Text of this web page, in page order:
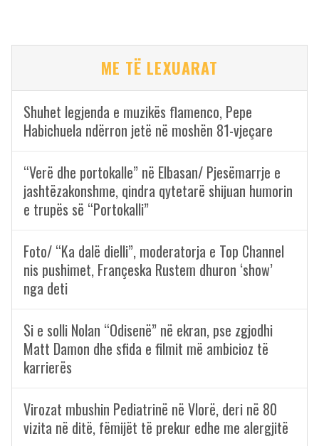
ME TË LEXUARAT
Shuhet legjenda e muzikës flamenco, Pepe
Habichuela ndërron jetë në moshën 81-vjeçare
“Verë dhe portokalle” në Elbasan/ Pjesëmarrje e
jashtëzakonshme, qindra qytetarë shijuan humorin
e trupës së “Portokalli”
Foto/ “Ka dalë dielli”, moderatorja e Top Channel
nis pushimet, Françeska Rustem dhuron ‘show’
nga deti
Si e solli Nolan “Odisenë” në ekran, pse zgjodhi
Matt Damon dhe sfida e filmit më ambicioz të
karrierës
Virozat mbushin Pediatrinë në Vlorë, deri në 80
vizita në ditë, fëmijët të prekur edhe me alergjitë